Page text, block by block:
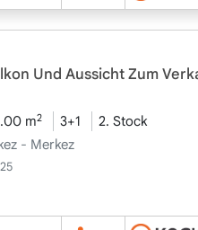
Und Aussicht Zum
m2 3+1
2. Stock
- Merkez